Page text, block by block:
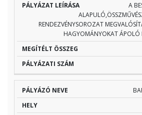
A
RENDEZVÉNYSOROZAT
HAGYOMÁNYOKAT ÁPOLÓ